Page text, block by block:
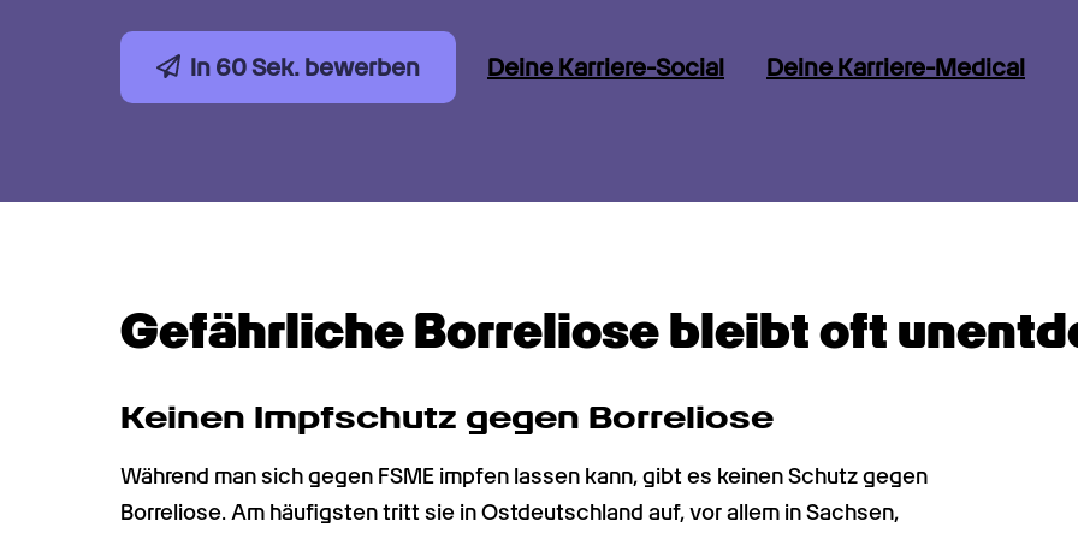
In 60 Sek. bewerben Deine Karriere-Social Deine Karriere-Medical
Gefährliche Borreliose bleibt oft
Keinen Impfschutz gegen Borreliose
Während man sich gegen FSME impfen lassen kann, gibt es keinen Schutz gegen
Borreliose. Am häufigsten tritt sie in Ostdeutschland auf, vor allem in Sachsen,